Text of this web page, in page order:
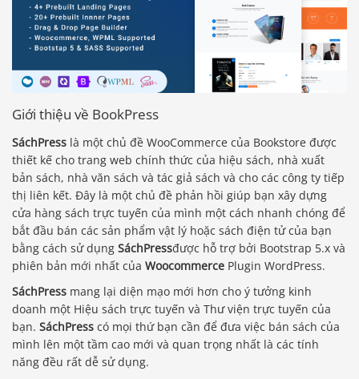
Giới thiệu về BookPress
SáchPress là một chủ đề WooCommerce của Bookstore được
thiết kế cho trang web chính thức của hiệu sách, nhà xuất
bản sách, nhà văn sách và tác giả sách và cho các công ty tiếp
thị liên kết. Đây là một chủ đề phản hồi giúp bạn xây dựng
cửa hàng sách trực tuyến của mình một cách nhanh chóng để
bắt đầu bán các sản phẩm vật lý hoặc sách điện tử của bạn
bằng cách sử dụng SáchPressđược hỗ trợ bởi Bootstrap 5.x và
phiên bản mới nhất của Woocommerce Plugin WordPress.
SáchPress mang lại diện mạo mới hơn cho ý tưởng kinh
doanh một Hiệu sách trực tuyến và Thư viện trực tuyến của
bạn. SáchPress có mọi thứ bạn cần để đưa việc bán sách của
mình lên một tầm cao mới và quan trọng nhất là các tính
năng đều rất dễ sử dụng.